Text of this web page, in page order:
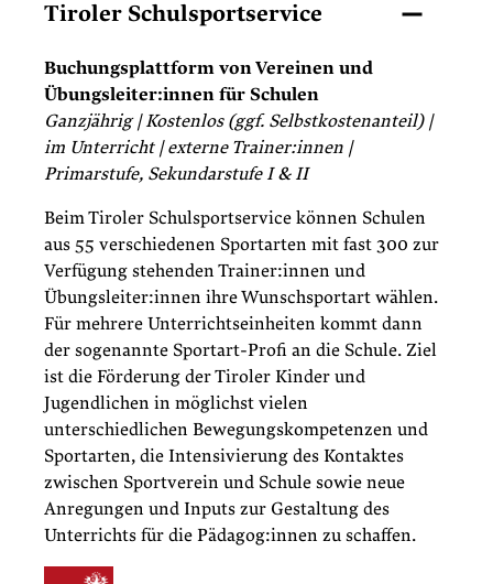
Tiroler Schulsportservice
Buchungsplattform von Vereinen und
Übungsleiter:innen für Schulen
Ganzjährig | Kostenlos (ggf. Selbstkostenanteil) |
im Unterricht | externe Trainer:innen |
Primarstufe, Sekundarstufe I & II
Beim Tiroler Schulsportservice können Schulen
aus 55 verschiedenen Sportarten mit fast 300 zur
Verfügung stehenden Trainer:innen und
Übungsleiter:innen ihre Wunschsportart wählen.
Für mehrere Unterrichtseinheiten kommt dann
der sogenannte Sportart-Profi an die Schule. Ziel
ist die Förderung der Tiroler Kinder und
Jugendlichen in möglichst vielen
unterschiedlichen Bewegungskompetenzen und
Sportarten, die Intensivierung des Kontaktes
zwischen Sportverein und Schule sowie neue
Anregungen und Inputs zur Gestaltung des
Unterrichts für die Pädagog:innen zu schaffen.